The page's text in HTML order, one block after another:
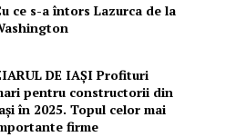
ce s-a întors Lazurca de la
DE IAȘI Profituri
pentru constructorii din
în 2025. Topul celor mai
firme